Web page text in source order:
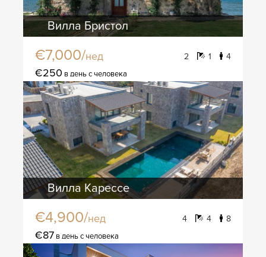
Вилла Бристол
€7,000/нед 2 1 4
€250 в день с человека
Вилла Карессе
€4,900/нед 4 4 8
€87 в день с человека